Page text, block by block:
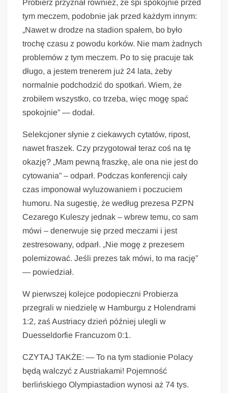
Probierz przyznał również, że śpi spokojnie przed
tym meczem, podobnie jak przed każdym innym:
„Nawet w drodze na stadion spałem, bo było
trochę czasu z powodu korków. Nie mam żadnych
problemów z tym meczem. Po to się pracuje tak
długo, a jestem trenerem już 24 lata, żeby
normalnie podchodzić do spotkań. Wiem, że
zrobiłem wszystko, co trzeba, więc mogę spać
spokojnie” — dodał.
Selekcjoner słynie z ciekawych cytatów, ripost,
nawet fraszek. Czy przygotował teraz coś na tę
okazję? „Mam pewną fraszkę, ale ona nie jest do
cytowania” – odparł. Podczas konferencji cały
czas imponował wyluzowaniem i poczuciem
humoru. Na sugestię, że według prezesa PZPN
Cezarego Kuleszy jednak – wbrew temu, co sam
mówi – denerwuje się przed meczami i jest
zestresowany, odparł. „Nie mogę z prezesem
polemizować. Jeśli prezes tak mówi, to ma rację”
— powiedział.
W pierwszej kolejce podopieczni Probierza
przegrali w niedzielę w Hamburgu z Holendrami
1:2, zaś Austriacy dzień później ulegli w
Duesseldorfie Francuzom 0:1.
CZYTAJ TAKŻE: — To na tym stadionie Polacy
będą walczyć z Austriakami! Pojemność
berlińskiego Olympiastadion wynosi aż 74 tys.